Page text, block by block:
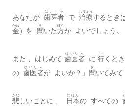
あなたが 歯医者
はいしゃ
で 治療
ちりょう
するときは
金
かね
）を 聞
き
いた方
ほう
が よいでしょう。
また 、はじめて 歯医者
はいしゃ
に 行
い
くとき
の 歯医者
はいしゃ
が よいか？」 聞
き
いてみて
悲
かな
しいことに 、 日本
にほん
の すべての